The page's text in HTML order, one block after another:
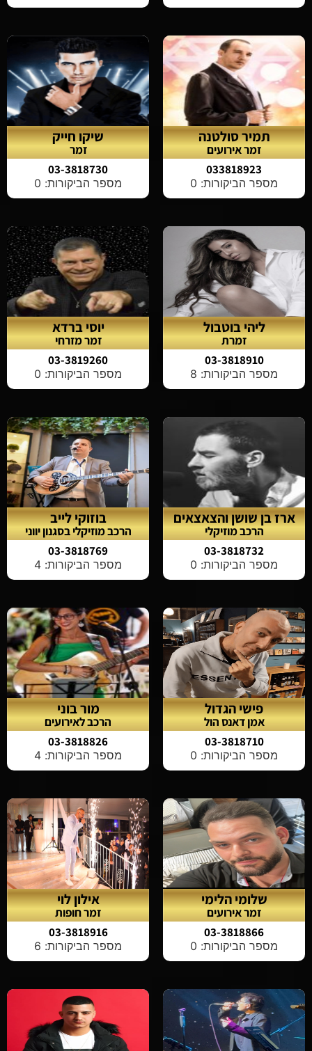
תמיר סולטנה
זמר אירועים
033818923
מספר הביקורות: 0
שיקו חייק
זמר
03-3818730
מספר הביקורות: 0
ליהי בוטבול
זמרת
03-3818910
מספר הביקורות: 8
יוסי ברדא
זמר מזרחי
03-3819260
מספר הביקורות: 0
ארז בן שושן והצאצאים
הרכב מוזיקלי
03-3818732
מספר הביקורות: 0
בוזוקי לייב
הרכב מוזיקלי בסגנון יווני
03-3818769
מספר הביקורות: 4
פישי הגדול
אמן דאנס הול
03-3818710
מספר הביקורות: 0
מור בוני
הרכב לאירועים
03-3818826
מספר הביקורות: 4
שלומי הלימי
זמר אירועים
03-3818866
מספר הביקורות: 0
אילון לוי
זמר חופות
03-3818916
מספר הביקורות: 6